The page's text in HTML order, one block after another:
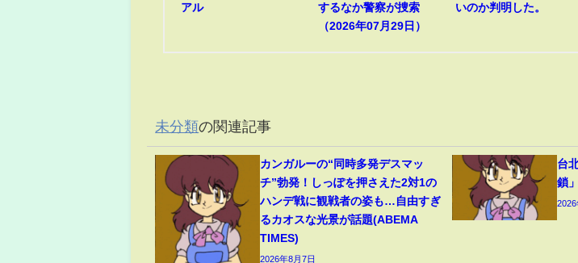
アル
するなか警察が捜索
（2026年07月29日）
いのか判明した。
未分類の関連記事
カンガルーの“同時多発デスマッ
チ”勃発！しっぽを押さえた2対1の
ハンデ戦に観戦者の姿も…自由すぎ
るカオスな光景が話題(ABEMA
TIMES)
2026年8月7日
台
鎖
2026